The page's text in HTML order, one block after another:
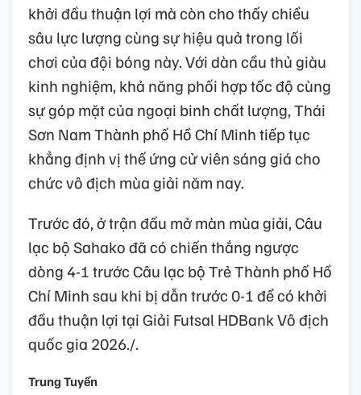
khởi đầu thuận lợi mà còn cho thấy chiều
sâu lực lượng cùng sự hiệu quả trong lối
chơi của đội bóng này. Với dàn cầu thủ giàu
kinh nghiệm, khả năng phối hợp tốc độ cùng
sự góp mặt của ngoại binh chất lượng, Thái
Sơn Nam Thành phố Hồ Chí Minh tiếp tục
khẳng định vị thế ứng cử viên sáng giá cho
chức vô địch mùa giải năm nay.
Trước đó, ở trận đấu mở màn mùa giải, Câu
lạc bộ Sahako đã có chiến thắng ngược
dòng 4-1 trước Câu lạc bộ Trẻ Thành phố Hồ
Chí Minh sau khi bị dẫn trước 0-1 để có khởi
đầu thuận lợi tại Giải Futsal HDBank Vô địch
quốc gia 2026./.
Trung Tuyến